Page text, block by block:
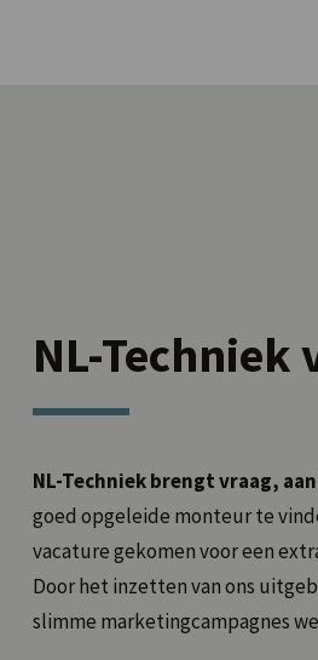
NL-Techniek
NL-Techniek brengt vraag,
goed opgeleide monteur te
vacature gekomen voor een
Door het inzetten van ons
slimme marketingcampagnes